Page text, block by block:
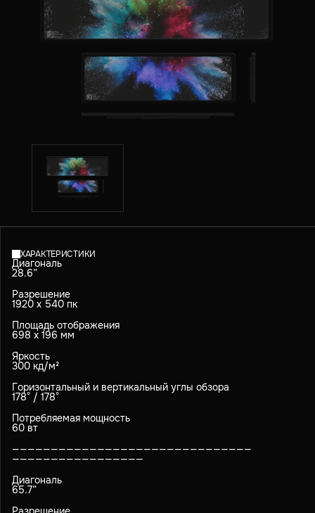
ХАРАКТЕРИСТИКИ
Диагональ
28.6”
Разрешение
1920 х 540 пк
Площадь отображения
698 х 196 мм
Яркость
300 кд/м²
Горизонтальный и вертикальный углы обзора
178° / 178°
Потребляемая мощность
60 вт
———————————————————————————————
—————————————————
Диагональ
65.7”